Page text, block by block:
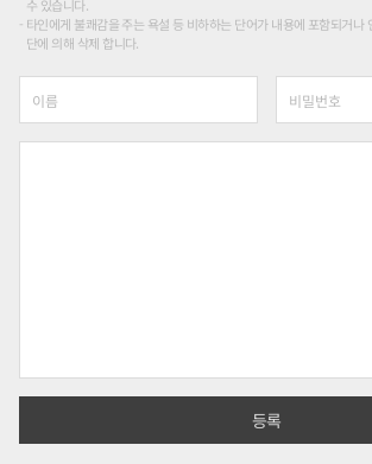
수 있습니다.
타인에게 불쾌감을 주는 욕설 등 비하하는 단어가 내용에 포함되거나
단에 의해 삭제 합니다.